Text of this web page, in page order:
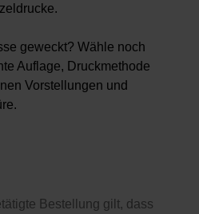
.
geweckt? Wähle noch
Auflage, Druckmethode
Vorstellungen und
Bestellung gilt, dass